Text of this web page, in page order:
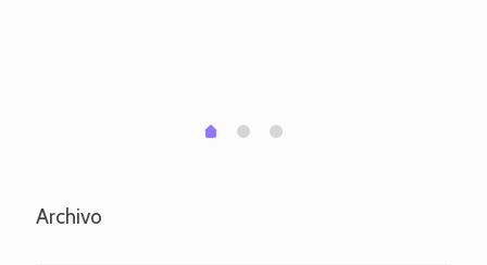
0 1 2
Archivo